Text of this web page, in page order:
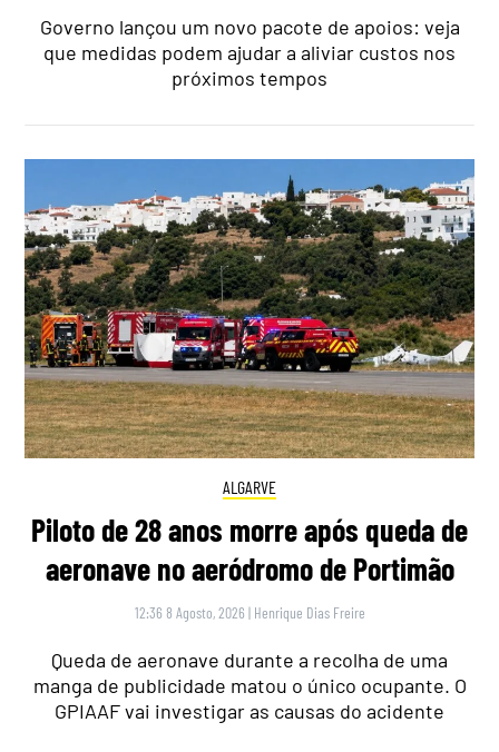
Governo lançou um novo pacote de apoios: veja
que medidas podem ajudar a aliviar custos nos
próximos tempos
ALGARVE
Piloto de 28 anos morre após queda de
aeronave no aeródromo de Portimão
12:36 8 Agosto, 2026 | Henrique Dias Freire
Queda de aeronave durante a recolha de uma
manga de publicidade matou o único ocupante. O
GPIAAF vai investigar as causas do acidente